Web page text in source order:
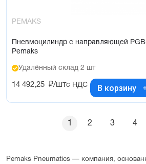
PEMAKS
Пневмоцилиндр с направляющей
Pemaks
Удалённый склад 2 шт
14 492,25 ₽/штс НДС В корзину
2 3 4
Pemaks Pneumatics — компания,